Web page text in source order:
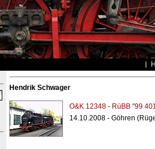
Hendrik Schwager
O&K 12348 - RüBB "99
14.10.2008 - Göhren